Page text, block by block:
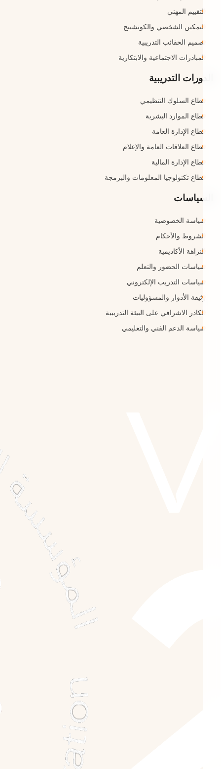
التقييم المهني
التمكين الشخصي والكوتشينج
تصميم الحقائب التدريبية
المبادرات الاجتماعية والابتكارية
الدورات التدريبية
قطاع السلوك التنظيمي
قطاع الموارد البشرية
قطاع الإدارة العامة
قطاع العلاقات العامة والإعلام
قطاع الإدارة المالية
قطاع تكنولوجيا المعلومات والبرمجة
السياسات
سياسة الخصوصية
الشروط والأحكام
النزاهة الأكاديمية
سياسات الحضور والتعلم
سياسات التدريب الإلكتروني
وثيقة الأدوار والمسؤوليات
الكادر الاشرافي على البيئة التدريبية
سياسة الدعم الفني والتعليمي